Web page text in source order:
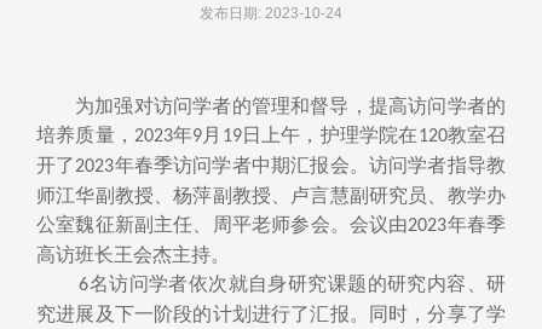
发布日期: 2023-10-24
为加强对访问学者的管理和督导，提高访问学者的
培养质量， 2023年9月 19日上午，护理学院在120教室召
开了2023年春季访问学者中期汇报会。访问学者指导教
师江华副教授、杨萍副教授、卢言慧副研究员、教学办
公室魏征新副主任、周平老师参会。会议由2023年春季
高访班长王会杰主持。
6名访问学者依次就自身研究课题的研究内容、研
究进展及下一阶段的计划进行了汇报。同时，分享了学